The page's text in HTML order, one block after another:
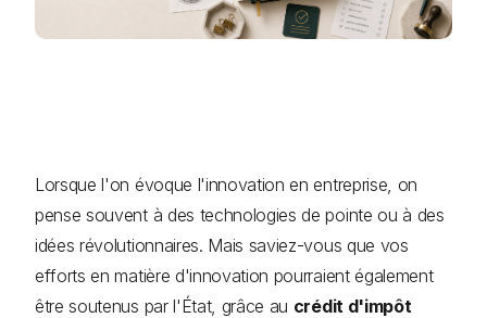
Lorsque l'on évoque l'innovation en entreprise, on
pense souvent à des technologies de pointe ou à des
idées révolutionnaires. Mais saviez-vous que vos
efforts en matière d'innovation pourraient également
être soutenus par l'État, grâce au crédit d'impôt